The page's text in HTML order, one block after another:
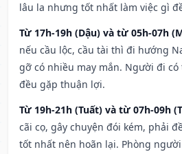
lâu la nhưng tốt nhất làm việc gì
Từ 17h-19h (Dậu) và từ 05h-07h
nếu cầu lộc, cầu tài thì đi hướng
gỡ có nhiều may mắn. Người đi
đều gặp thuận lợi.
Từ 19h-21h (Tuất) và từ 07h-09h
cãi cọ, gây chuyện đói kém, phải
tốt nhất nên hoãn lại. Phòng